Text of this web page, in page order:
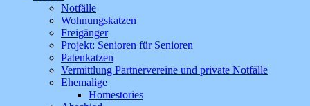
Notfälle
Wohnungskatzen
Freigänger
Projekt: Senioren für Senioren
Patenkatzen
Vermittlung Partnervereine und private Notfälle
Ehemalige
Homestories